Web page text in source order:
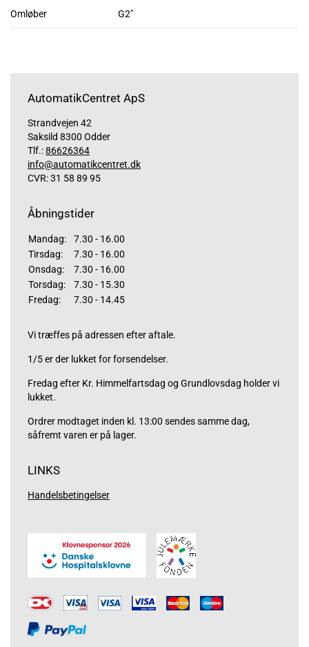
Omløber G2"
AutomatikCentret ApS
Strandvejen 42
Saksild 8300 Odder
Tlf.:86626364
info@automatikcentret.dk
CVR: 31 58 89 95
Åbningstider
Mandag:
7.30 - 16.00
Tirsdag:
7.30 - 16.00
Onsdag:
7.30 - 16.00
Torsdag:
7.30 - 15.30
Fredag:
7.30 - 14.45
Vi træffes på adressen efter aftale.
1/5 er der lukket for forsendelser.
Fredag efter Kr. Himmelfartsdag og Grundlovsdag holder vi
lukket.
Ordrer modtaget inden kl. 13:00 sendes samme dag,
såfremt varen er på lager.
LINKS
Handelsbetingelser